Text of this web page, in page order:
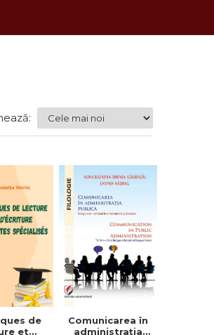
de
et
Comunicarea în
administraţia